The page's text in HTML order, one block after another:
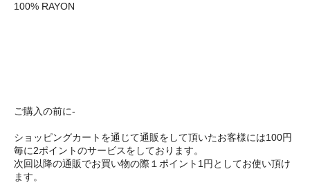
100% RAYON
ご購入の前に-
ショッピングカートを通じて通販をして頂いたお客様には100円
毎に2ポイントのサービスをしております。
次回以降の通販でお買い物の際１ポイント1円としてお使い頂け
ます。